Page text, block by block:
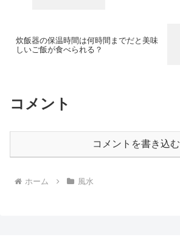
炊飯器の保温時間は何時間までだと美味
しいご飯が食べられる？
コメント
コメントを書き込む
ホーム 風水